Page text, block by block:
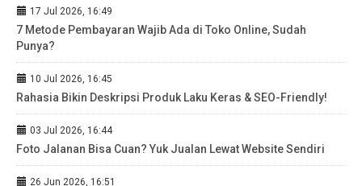
17 Jul 2026, 16:49
7 Metode Pembayaran Wajib Ada di Toko Online, Sudah
Punya?
10 Jul 2026, 16:45
Rahasia Bikin Deskripsi Produk Laku Keras & SEO-Friendly!
03 Jul 2026, 16:44
Foto Jalanan Bisa Cuan? Yuk Jualan Lewat Website Sendiri
26 Jun 2026, 16:51